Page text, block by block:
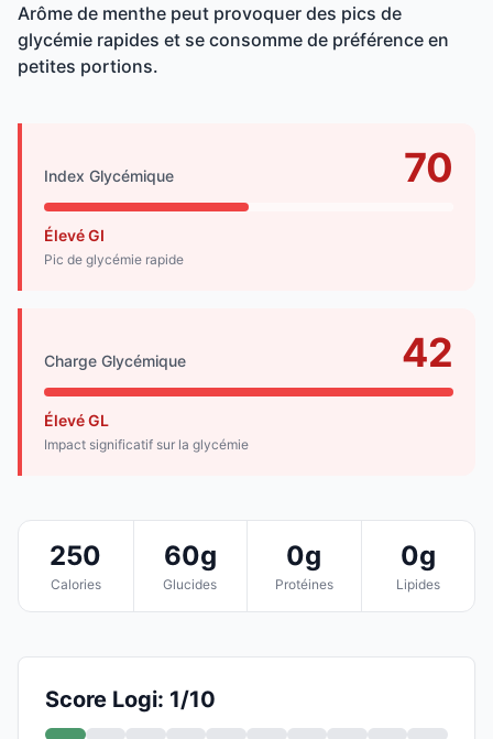
Arôme de menthe peut provoquer des pics de
glycémie rapides et se consomme de préférence en
petites portions.
Index Glycémique 70
Élevé GI
Pic de glycémie rapide
Charge Glycémique 42
Élevé GL
Impact significatif sur la glycémie
250
Calories
60g
Glucides
0g
Protéines
0g
Lipides
Score Logi: 1/10